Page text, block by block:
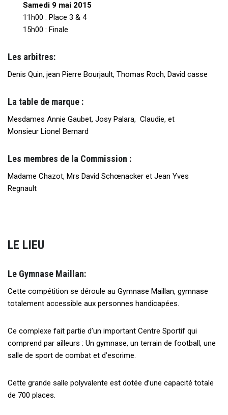
Samedi 9 mai 2015
11h00 : Place 3 & 4
15h00 : Finale
Les arbitres:
Denis Quin, jean Pierre Bourjault, Thomas Roch, David casse
La table de marque :
Mesdames Annie Gaubet, Josy Palara, Claudie, et
Monsieur Lionel Bernard
Les membres de la Commission :
Madame Chazot, Mrs David Schœnacker et Jean Yves
Regnault
LE LIEU
Le Gymnase Maillan:
Cette compétition se déroule au Gymnase Maillan, gymnase
totalement accessible aux personnes handicapées.
Ce complexe fait partie d’un important Centre Sportif qui
comprend par ailleurs : Un gymnase, un terrain de football, une
salle de sport de combat et d’escrime.
Cette grande salle polyvalente est dotée d’une capacité totale
de 700 places.